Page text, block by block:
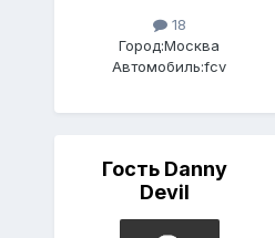
18
Город:Москва
Автомобиль:fcv
Гость Danny
Devil